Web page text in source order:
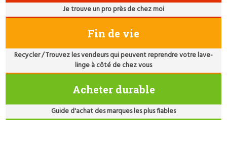
Je trouve un pro près de chez moi
Fin de vie
Recycler / Trouvez les vendeurs qui peuvent reprendre votre lave-
linge à côté de chez vous
Acheter durable
Guide d'achat des marques les plus fiables